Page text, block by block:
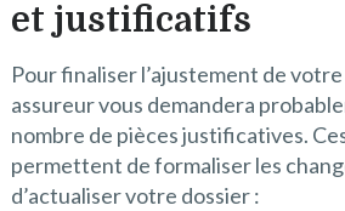
et justificatifs
Pour finaliser l’ajustement de
assureur vous demandera
nombre de pièces justificatives.
permettent de formaliser les
d’actualiser votre dossier :